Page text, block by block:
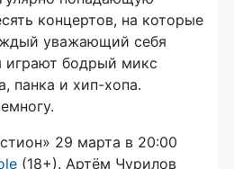
концертов, на которые
уважающий себя
играют бодрый микс
панка и хип-хопа.
29 марта в 20:00
(18+). Артём Чурилов